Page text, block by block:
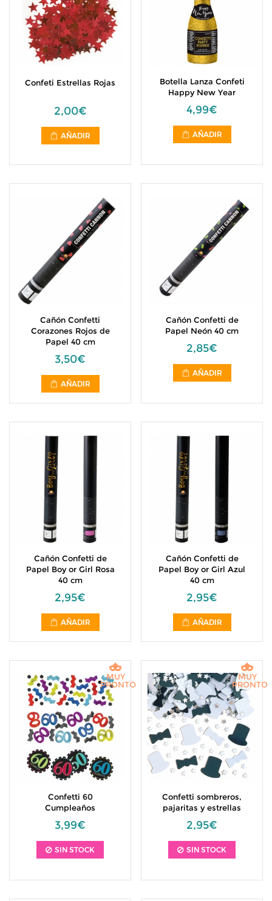
Confeti Estrellas Rojas
2,00€
AÑADIR
Botella Lanza Confeti
Happy New Year
4,99€
AÑADIR
Cañón Confetti
Corazones Rojos de
Papel 40 cm
3,50€
AÑADIR
Cañón Confetti de
Papel Neón 40 cm
2,85€
AÑADIR
Cañón Confetti de
Papel Boy or Girl Rosa
40 cm
2,95€
AÑADIR
Cañón Confetti de
Papel Boy or Girl Azul
40 cm
2,95€
AÑADIR
Confetti 60
Cumpleaños
3,99€
SIN STOCK
MUY
PRONTO
Confetti sombreros,
pajaritas y estrellas
2,95€
SIN STOCK
MUY
PRONTO